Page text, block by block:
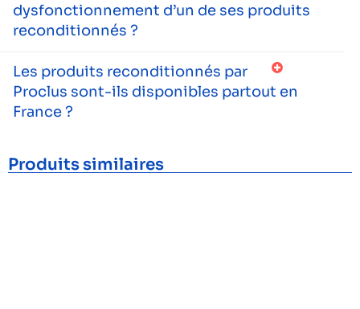
dysfonctionnement d’un de ses produits
reconditionnés ?
Les produits reconditionnés par
Proclus sont-ils disponibles partout en
France ?
Produits similaires